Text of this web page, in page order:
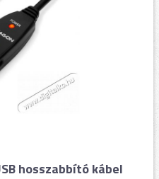
hosszabbító kábel